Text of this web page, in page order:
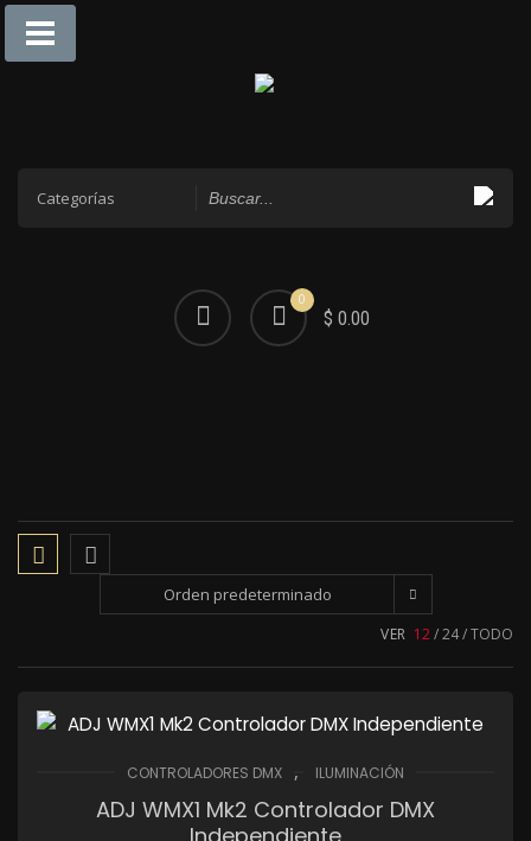
0
$ 0.00
Orden predeterminado
VER 12 24 TODO
CONTROLADORES DMX , ILUMINACIÓN
ADJ WMX1 Mk2 Controlador DMX